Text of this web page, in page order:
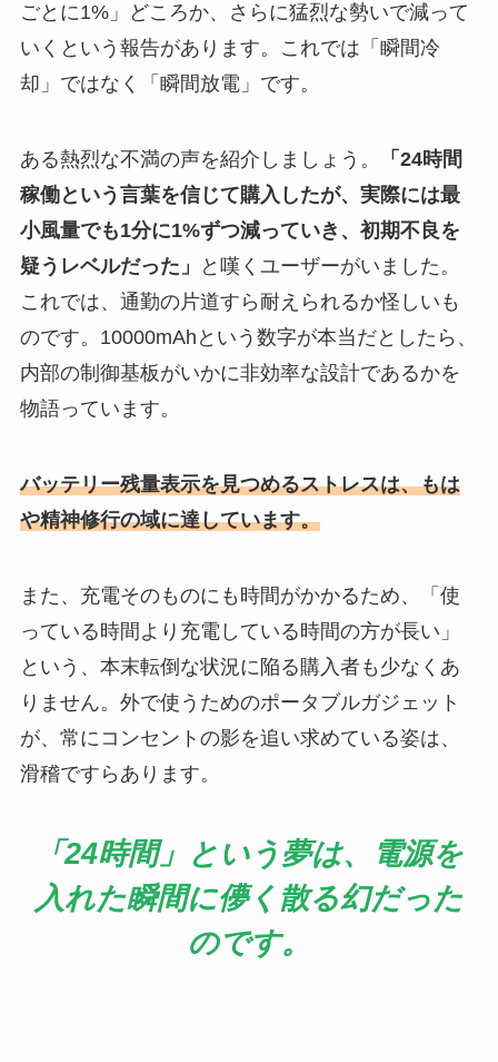
ごとに1%」どころか、さらに猛烈な勢いで減って
いくという報告があります。これでは「瞬間冷
却」ではなく「瞬間放電」です。
ある熱烈な不満の声を紹介しましょう。
「24時間
稼働という言葉を信じて購入したが、実際には最
小風量でも1分に1%ずつ減っていき、初期不良を
疑うレベルだった」
と嘆くユーザーがいました。
これでは、通勤の片道すら耐えられるか怪しいも
のです。10000mAhという数字が本当だとしたら、
内部の制御基板がいかに非効率な設計であるかを
物語っています。
バッテリー残量表示を見つめるストレスは、もは
や精神修行の域に達しています。
また、充電そのものにも時間がかかるため、「使
っている時間より充電している時間の方が長い」
という、本末転倒な状況に陥る購入者も少なくあ
りません。外で使うためのポータブルガジェット
が、常にコンセントの影を追い求めている姿は、
滑稽ですらあります。
「24時間」という夢は、電源を
入れた瞬間に儚く散る幻だった
のです。